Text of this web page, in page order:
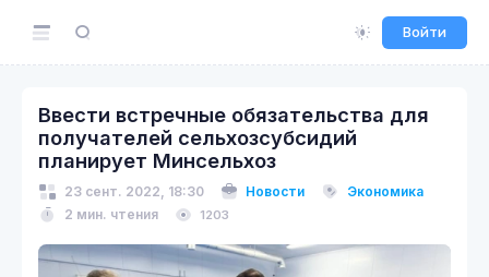
Войти
Ввести встречные обязательства для
получателей сельхозсубсидий
планирует Минсельхоз
23 сент. 2022, 18:30 Новости
Экономика
2 мин. чтения
1203